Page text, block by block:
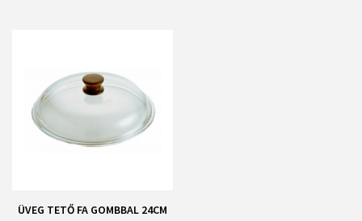
ÜVEG TETŐ FA GOMBBAL 24CM